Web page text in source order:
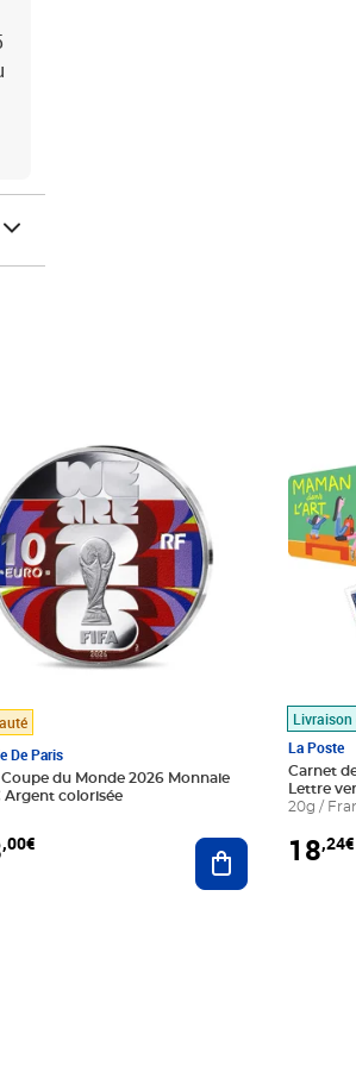
De Paris
Coupe du Monde 2026 Monnaie
Argent colorisée
,00€ Ajouter au
La Poste
Carnet
Lettre
20g /
18,24€